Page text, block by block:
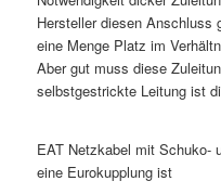
Hersteller diesen Anschluss
eine Menge Platz im
Aber gut muss diese
selbstgestrickte Leitung ist
EAT Netzkabel mit Schuko-
eine Eurokupplung ist